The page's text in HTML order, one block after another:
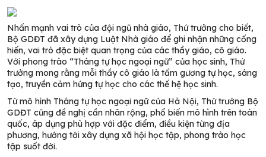
Nhấn mạnh vai trò của đội ngũ nhà giáo, Thứ trưởng cho biết,
Bộ GDĐT đã xây dựng Luật Nhà giáo để ghi nhận những cống
hiến, vai trò đặc biệt quan trọng của các thầy giáo, cô giáo.
Với phong trào “Tháng tự học ngoại ngữ” của học sinh, Thứ
trưởng mong rằng mỗi thầy cô giáo là tấm gương tự học, sáng
tạo, truyền cảm hứng tự học cho các thế hệ học sinh.
Từ mô hình Tháng tự học ngoại ngữ của Hà Nội, Thứ trưởng Bộ
GDĐT cũng đề nghị cần nhân rộng, phổ biến mô hình trên toàn
quốc, áp dụng phù hợp với đặc điểm, điều kiện từng địa
phương, hướng tới xây dựng xã hội học tập, phong trào học
tập suốt đời.